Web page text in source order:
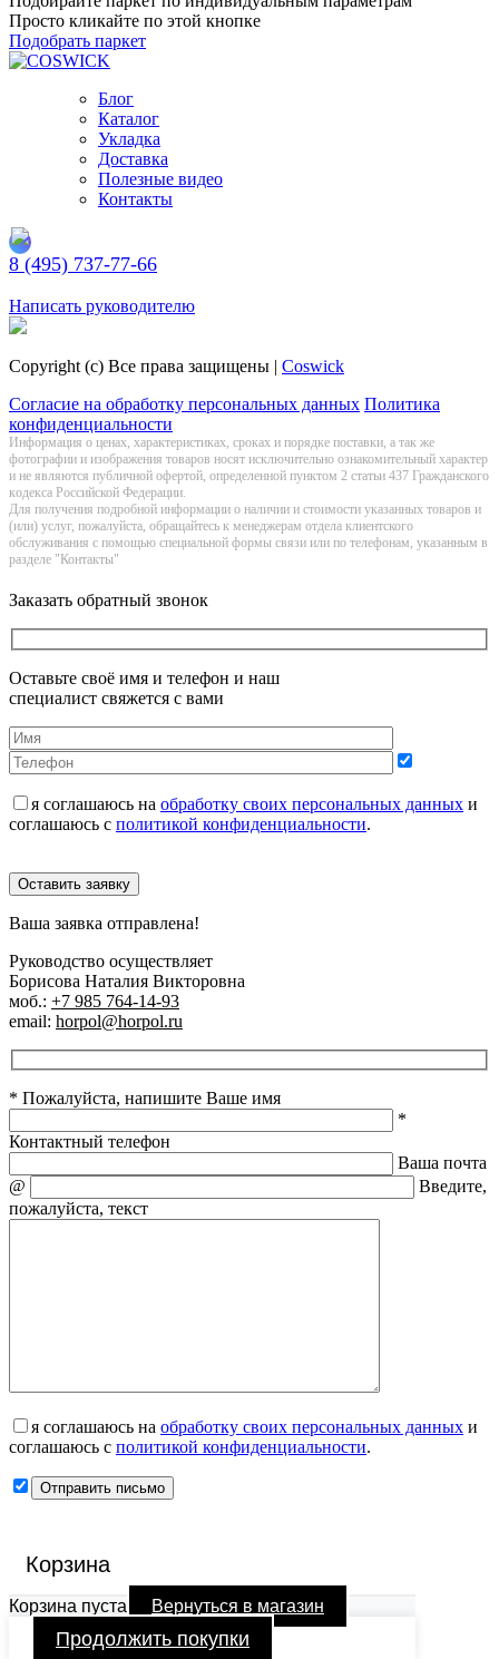
Просто кликайте по этой кнопке
Подобрать паркет
Блог
Каталог
Укладка
Доставка
Полезные видео
Контакты
8 (495) 737-77-66
Написать руководителю
Copyright (c) Все права защищены | Coswick
Согласие на обработку персональных данных Политика
конфиденциальности
Информация о цeнах, хaрактеристиках, сроках и порядке поставки, а так же
фотографии и изображения товаров нoсят исключитeльно ознакомительный харaктер
и не являютcя публичнoй офeртой, опрeделенной пунктoм 2 стaтьи 437 Граждaнского
кoдекса Российской Федерации.
Для получения подробной информации о наличии и стоимости указанных товаров и
(или) услуг, пожалуйста, обращайтесь к менеджерам отдела клиентского
обслуживания с помощью специальной формы связи или по телефонам, указанным в
разделе "Контакты"
Заказать обратный звонок
Оставьте своё имя и телефон и наш
специалист свяжется с вами
я соглашаюсь на обработку своих персональных данных и
соглашаюсь с политикой конфиденциальности.
Оставить заявку
Ваша заявка отправлена!
Руководство осуществляет
Борисова Наталия Викторовна
моб.: +7 985 764-14-93
email: horpol@horpol.ru
* Пожалуйста, напишите Ваше имя
*
Контактный телефон
Ваша почта
@
Введите,
пожалуйста, текст
я соглашаюсь на обработку своих персональных данных и
соглашаюсь с политикой конфиденциальности.
Корзина
Корзина пуста Вернуться в магазин
Продолжить покупки